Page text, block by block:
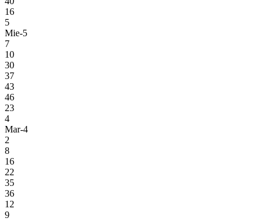
16
5
Mie-5
7
10
30
37
43
46
23
4
Mar-4
2
8
16
22
35
36
12
9